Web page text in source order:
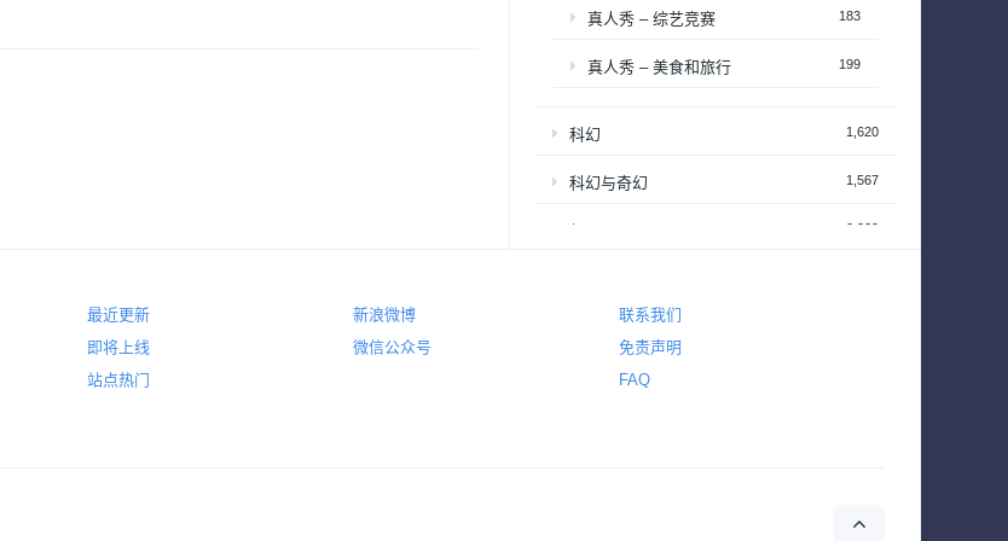
真人秀 – 综艺竞赛 183
真人秀 – 美食和旅行 199
科幻 1,620
科幻与奇幻 1,567
2,222
纪录片 – 科学自然与生态
185
最近更新
即将上线
站点热门
新浪微博
微信公众号
联系我们
免责声明
FAQ